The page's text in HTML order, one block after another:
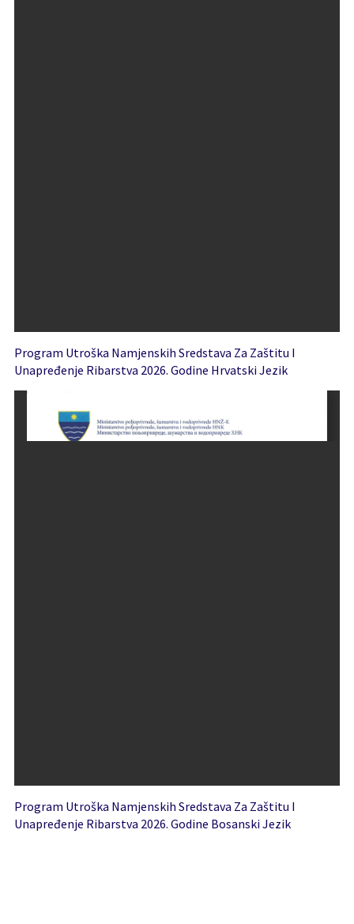
Program Utroška Namjenskih Sredstava Za Zaštitu I
Unapređenje Ribarstva 2026. Godine Hrvatski Jezik
Program Utroška Namjenskih Sredstava Za Zaštitu I
Unapređenje Ribarstva 2026. Godine Bosanski Jezik